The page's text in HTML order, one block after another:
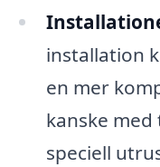
installation
en mer
kanske
speciell